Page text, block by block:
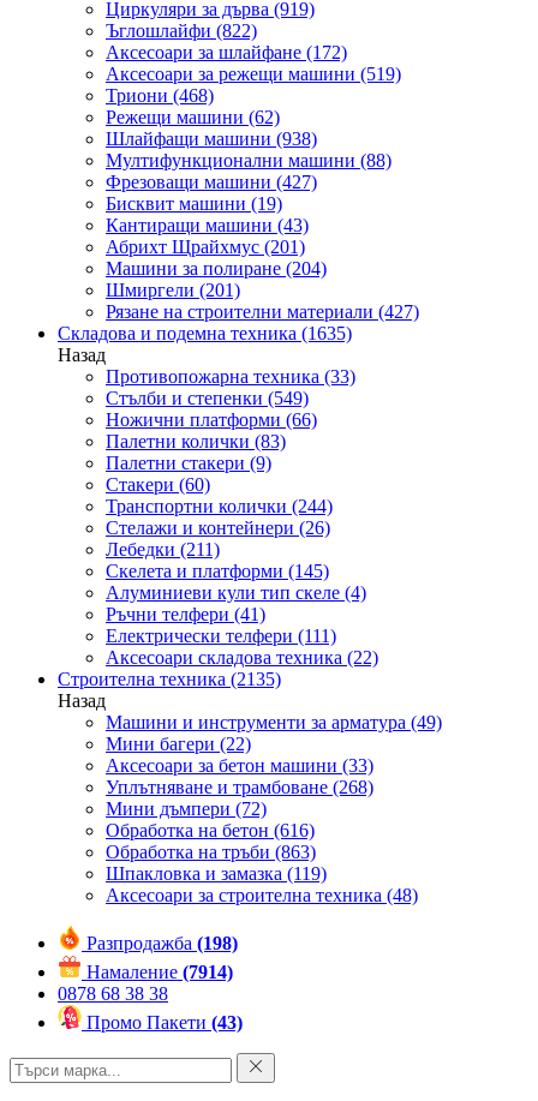
Циркуляри за дърва (919)
Ъглошлайфи (822)
Аксесоари за шлайфане (172)
Аксесоари за режещи машини (519)
Триони (468)
Режещи машини (62)
Шлайфащи машини (938)
Мултифункционални машини (88)
Фрезоващи машини (427)
Бисквит машини (19)
Кантиращи машини (43)
Абрихт Щрайхмус (201)
Машини за полиране (204)
Шмиргели (201)
Рязане на строителни материали (427)
Складова и подемна техника (1635)
Назад
Противопожарна техника (33)
Стълби и степенки (549)
Ножични платформи (66)
Палетни колички (83)
Палетни стакери (9)
Стакери (60)
Транспортни колички (244)
Стелажи и контейнери (26)
Лебедки (211)
Скелета и платформи (145)
Алуминиеви кули тип скеле (4)
Ръчни телфери (41)
Електрически телфери (111)
Аксесоари складова техника (22)
Строителна техника (2135)
Назад
Машини и инструменти за арматура (49)
Мини багери (22)
Аксесоари за бетон машини (33)
Уплътняване и трамбоване (268)
Мини дъмпери (72)
Обработка на бетон (616)
Обработка на тръби (863)
Шпакловка и замазка (119)
Аксесоари за строителна техника (48)
Разпродажба (198)
Намаление (7914)
0878 68 38 38
Промо Пакети (43)